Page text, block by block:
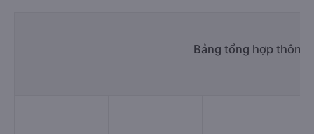
Bảng tổng hợp thông